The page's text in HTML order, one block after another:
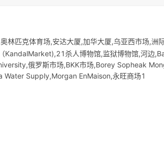
林匹克体育场,安达大厦,加华大厦,乌亚西市场,洲
KandalMarket),21杀人博物馆,监狱博物馆,河边
俄罗斯市场,BKK市场,Borey Sopheak
Supply,Morgan EnMaison,永旺商场1